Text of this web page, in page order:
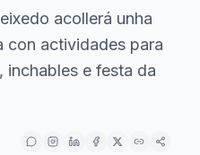
acollerá unha
con actividades para
inchables e festa da